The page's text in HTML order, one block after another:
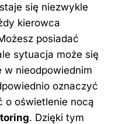
g
g
er
p
y
Li
n
k
staje się niezwykle
kierowca
posiadać
sytuacja może się
w nieodpowiednim
oznaczyć
o oświetlenie nocą
. Dzięki tym